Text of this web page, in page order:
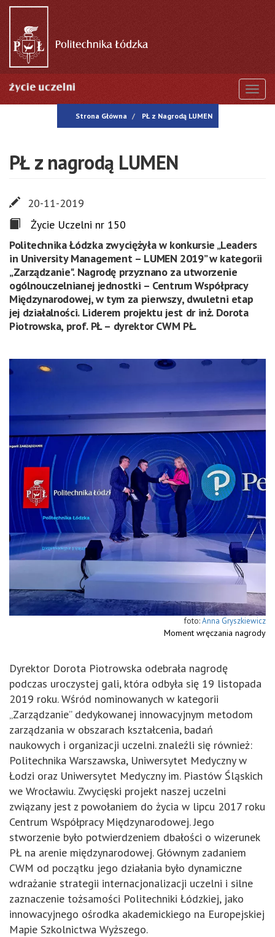
Przejdź
treści
Strona Główna PŁ z Nagrodą LUMEN
PŁ z nagrodą LUMEN
20-11-2019
Życie Uczelni nr 150
Politechnika Łódzka zwyciężyła w konkursie „Leaders
in University Management – LUMEN 2019” w kategorii
„Zarządzanie". Nagrodę przyznano za utworzenie
ogólnouczelnianej jednostki – Centrum Współpracy
Międzynarodowej, w tym za pierwszy, dwuletni etap
jej działalności. Liderem projektu jest dr inż. Dorota
Piotrowska, prof. PŁ – dyrektor CWM PŁ.
Anna Gryszkiewicz
Moment wręczania nagrody
Dyrektor Dorota Piotrowska odebrała nagrodę
podczas uroczystej gali, która odbyła się 19 listopada
2019 roku. Wśród nominowanych w kategorii
„Zarządzanie” dedykowanej innowacyjnym metodom
zarządzania w obszarach kształcenia, badań
naukowych i organizacji uczelni. znaleźli się również:
Politechnika Warszawska, Uniwersytet Medyczny w
Łodzi oraz Uniwersytet Medyczny im. Piastów Śląskich
we Wrocławiu. Zwycięski projekt naszej uczelni
związany jest z powołaniem do życia w lipcu 2017 roku
Centrum Współpracy Międzynarodowej. Jego
stworzenie było potwierdzeniem dbałości o wizerunek
PŁ na arenie międzynarodowej. Głównym zadaniem
CWM od początku jego działania było dynamiczne
wdrażanie strategii internacjonalizacji uczelni i silne
zaznaczenie tożsamości Politechniki Łódzkiej, jako
innowacyjnego ośrodka akademickiego na Europejskiej
Mapie Szkolnictwa Wyższego.